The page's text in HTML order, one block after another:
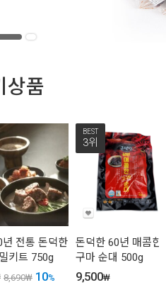
상품
년 전통 돈덕한
키트 750g
8,690₩ 10%
BEST
3위
돈덕한 60년 매콤한
구마 순대 500g
9,500₩